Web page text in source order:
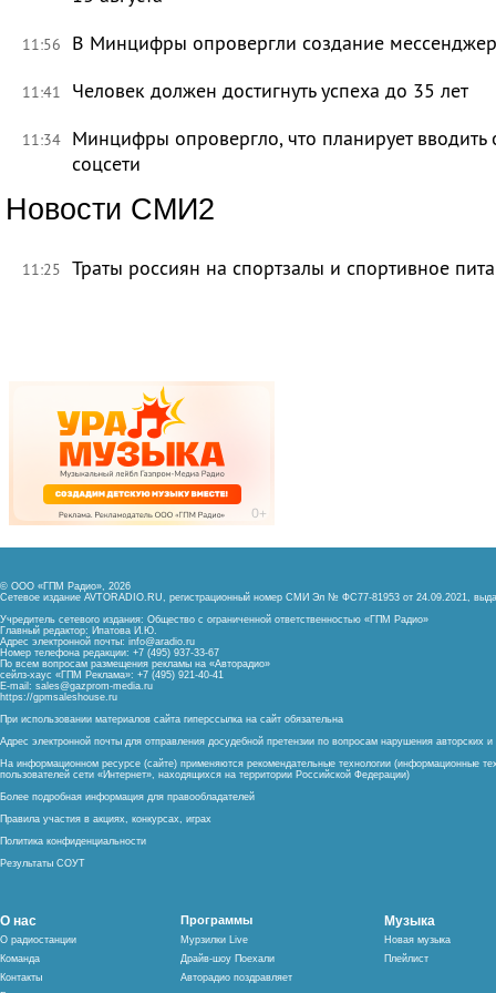
11:56 В Минцифры опровергли создание
11:41 Человек должен достигнуть успеха до 35 лет
11:34 Минцифры опровергло, что планирует вводить
соцсети
Новости СМИ2
11:25 Траты россиян на спортзалы и спортивное
© ООО «ГПМ Радио», 2026
Сетевое издание AVTORADIO.RU, регистрационный номер СМИ Эл № ФС77-81953 от 24.09.2021,
Учредитель сетевого издания: Общество с ограниченной ответственностью «ГПМ Радио»
Главный редактор: Ипатова И.Ю.
Адрес электронной почты: info@aradio.ru
Номер телефона редакции: +7 (495) 937-33-67
По всем вопросам размещения рекламы на «Авторадио»
сейлз-хаус «ГПМ Реклама»: +7 (495) 921-40-41
E-mail: sales@gazprom-media.ru
https://gpmsaleshouse.ru
При использовании материалов сайта гиперссылка на сайт обязательна
Адрес электронной почты для отправления досудебной претензии по вопросам нарушения авторских
На информационном ресурсе (сайте) применяются рекомендательные технологии (информационные
пользователей сети «Интернет», находящихся на территории Российской Федерации)
Более подробная информация для правообладателей
Правила участия в акциях, конкурсах, играх
Политика конфиденциальности
Результаты СОУТ
О нас
О радиостанции
Команда
Контакты
Программы
Мурзилки Live
Драйв-шоу Поехали
Авторадио поздравляет
Музыка
Новая музыка
Плейлист